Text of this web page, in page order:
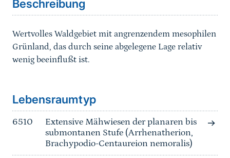
Beschreibung
Wertvolles Waldgebiet mit angrenzendem mesophilen
Grünland, das durch seine abgelegene Lage relativ
wenig beeinflußt ist.
Lebensraumtyp
6510
Extensive Mähwiesen der planaren bis
submontanen Stufe (Arrhenatherion,
Brachypodio-Centaureion nemoralis)